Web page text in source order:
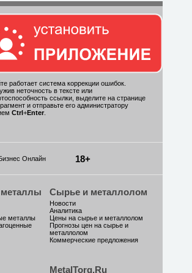
работает система коррекции ошибок.
неточность в тексте или
ссылки, выделите на странице
и отправьте его администратору
Ctrl +Enter.
Онлайн 18+
металлы
Сырье и металлолом
Новости
Аналитика
Цены на сырье и металлолом
Прогнозы цен на сырье и
металлолом
Коммерческие предложения
MetalTorg.Ru